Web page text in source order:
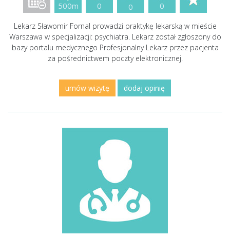
500m 0 0 0
Lekarz Sławomir Fornal prowadzi praktykę lekarską w mieście
Warszawa w specjalizacji: psychiatra. Lekarz został zgłoszony do
bazy portalu medycznego Profesjonalny Lekarz przez pacjenta
za pośrednictwem poczty elektronicznej.
umów wizytę dodaj opinię